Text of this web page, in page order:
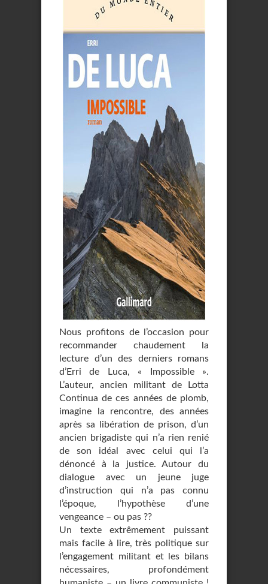
Nous profitons de l’occasion pour
recommander chaudement la
lecture d’un des derniers romans
d’Erri de Luca, « Impossible ».
L’auteur, ancien militant de Lotta
Continua de ces années de plomb,
imagine la rencontre, des années
après sa libération de prison, d’un
ancien brigadiste qui n’a rien renié
de son idéal avec celui qui l’a
dénoncé à la justice. Autour du
dialogue avec un jeune juge
d’instruction qui n’a pas connu
l’époque, l’hypothèse d’une
vengeance – ou pas ??
Un texte extrêmement puissant
mais facile à lire, très politique sur
l’engagement militant et les bilans
nécessaires, profondément